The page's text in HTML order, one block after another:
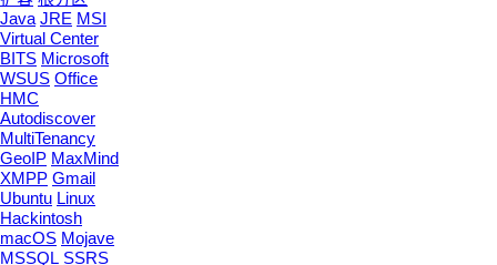
Java JRE MSI
Virtual Center
BITS Microsoft
WSUS Office
HMC
Autodiscover
MultiTenancy
GeoIP MaxMind
XMPP Gmail
Ubuntu Linux
Hackintosh
macOS Mojave
MSSQL SSRS